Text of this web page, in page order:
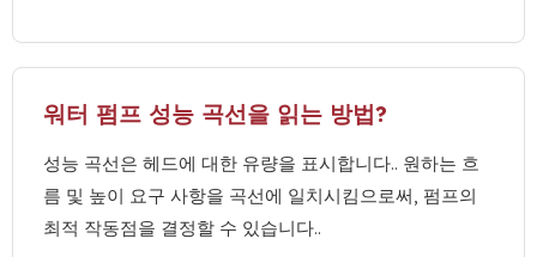
워터 펌프 성능 곡선을 읽는 방법?
성능 곡선은 헤드에 대한 유량을 표시합니다.. 원하는 흐
름 및 높이 요구 사항을 곡선에 일치시킴으로써, 펌프의
최적 작동점을 결정할 수 있습니다..